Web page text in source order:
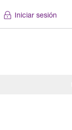
Iniciar sesión